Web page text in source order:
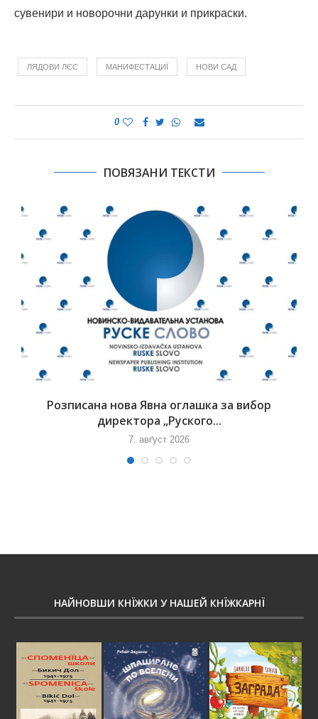
сувенири и новорочни дарунки и прикраски.
ЛЯДОВИ ЛЄС МАНИФЕСТАЦИЇ НОВИ САД
0
ПОВЯЗАНИ ТЕКСТИ
Розписана нова Явна оглашка за вибор
директора „Руского...
7. авґуст 2026
НАЙНОВШИ КНЇЖКИ У НАШЕЙ КНЇЖКАРНЇ